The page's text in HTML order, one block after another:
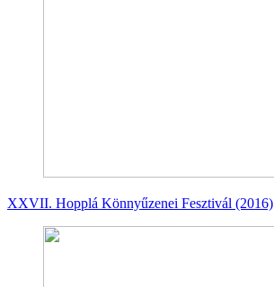
XXVII. Hopplá Könnyűzenei Fesztivál (2016)